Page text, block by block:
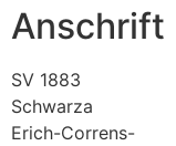
Anschrift
SV 1883
Schwarza
Erich-Correns-